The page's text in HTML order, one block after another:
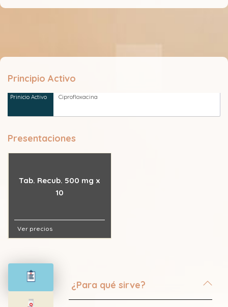
Principio Activo
Ciprofloxacina
Presentaciones
Tab. Recub. 500 mg x
10
Ver precios
¿Para qué sirve?